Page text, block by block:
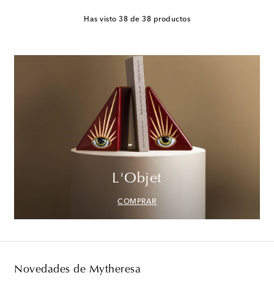
Has visto 38 de 38 productos
L'Objet
COMPRAR
Novedades de Mytheresa